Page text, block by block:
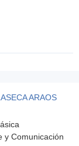
ARAOS
y Comunicación